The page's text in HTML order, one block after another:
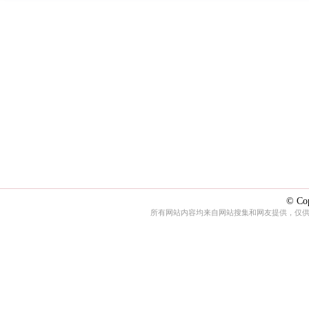
©
所有网站内容均来自网站搜集和网友提供，仅